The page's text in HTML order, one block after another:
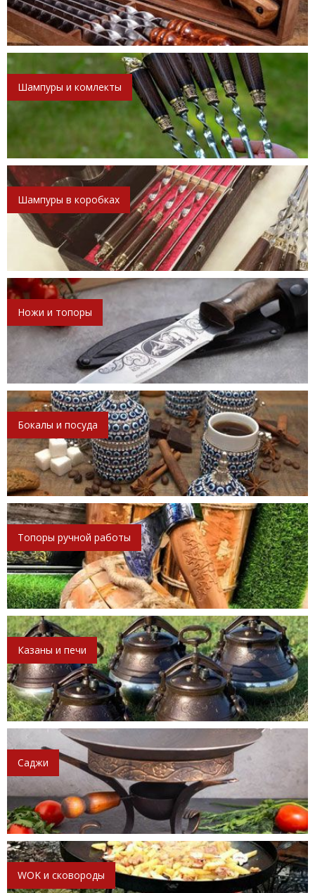
Шампуры и комлекты
Шампуры в коробках
Ножи и топоры
Бокалы и посуда
Топоры ручной работы
Казаны и печи
Саджи
WOK и сковороды